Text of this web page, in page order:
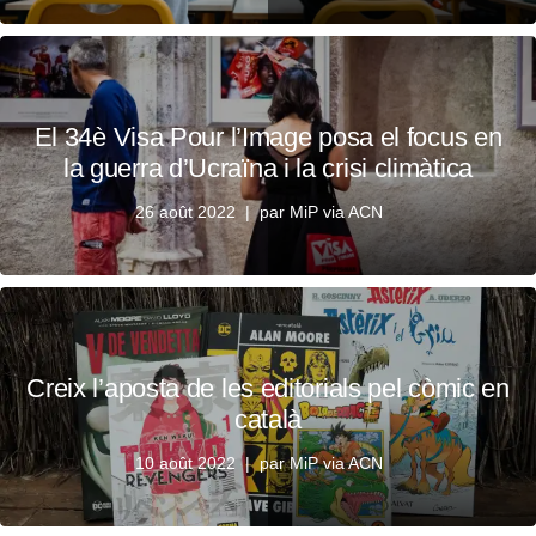
El 34è Visa Pour l’Image posa el focus en
la guerra d’Ucraïna i la crisi climàtica
26 août 2022 par MiP via ACN
Creix l’aposta de les editorials pel còmic en
català
10 août 2022 parMiP via ACN